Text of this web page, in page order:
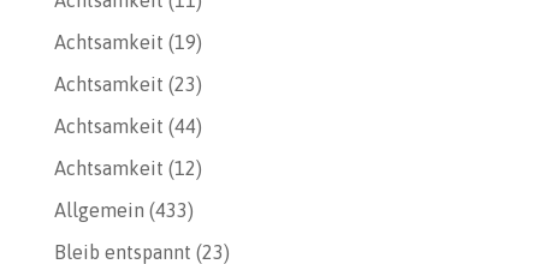
Achtsamkeit (19)
Achtsamkeit (23)
Achtsamkeit (44)
Achtsamkeit (12)
Allgemein (433)
Bleib entspannt (23)